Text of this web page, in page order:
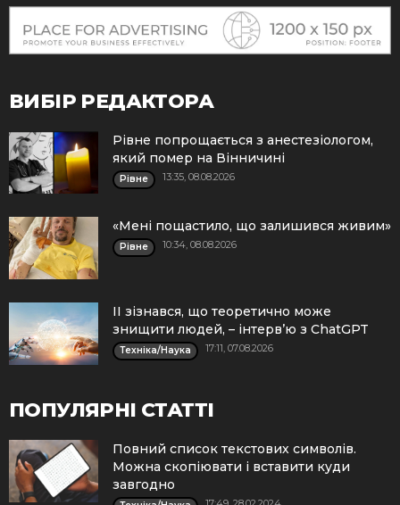
ВИБІР РЕДАКТОРА
Рівне попрощається з анестезіологом,
який помер на Вінничині
Рівне 13:35, 08.08.2026
«Мені пощастило, що залишився живим»
Рівне 10:34, 08.08.2026
ІІ зізнався, що теоретично може
знищити людей, – інтерв’ю з ChatGPT
Техніка/Наука 17:11, 07.08.2026
ПОПУЛЯРНІ СТАТТІ
Повний список текстових символів.
Можна скопіювати і вставити куди
завгодно